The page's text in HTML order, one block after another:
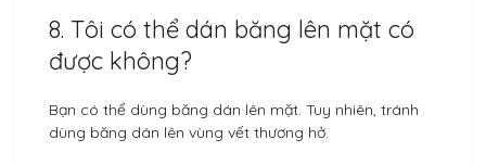
8. Tôi có thể dán băng lên mặt có
được không?
Bạn có thể dùng băng dán lên mặt. Tuy nhiên, tránh
dùng băng dán lên vùng vết thương hở.